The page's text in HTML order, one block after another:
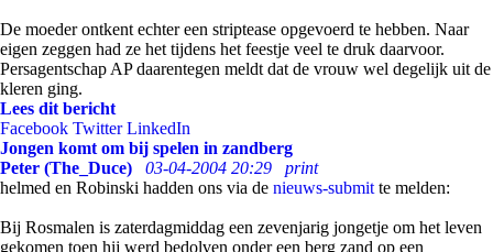
De moeder ontkent echter een striptease opgevoerd te hebben. Naar
eigen zeggen had ze het tijdens het feestje veel te druk daarvoor.
Persagentschap AP daarentegen meldt dat de vrouw wel degelijk uit de
kleren ging.
Lees dit bericht
Facebook Twitter LinkedIn
Jongen komt om bij spelen in zandberg
Peter (The_Duce)
03-04-2004 20:29
print
helmed en Robinski hadden ons via de nieuws-submit te melden:
Bij Rosmalen is zaterdagmiddag een zevenjarig jongetje om het leven
gekomen toen hij werd bedolven onder een berg zand op een